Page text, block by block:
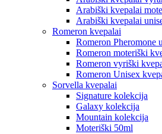
Arabiški kvepalai
Arabiški kvepalai
Romeron kvepalai
Romeron Pheromone
Romeron moteriški
Romeron vyriški
Romeron Unisex
Sorvella kvepalai
Signature kolekcija
Galaxy kolekcija
Mountain kolekcija
Moteriški 50ml